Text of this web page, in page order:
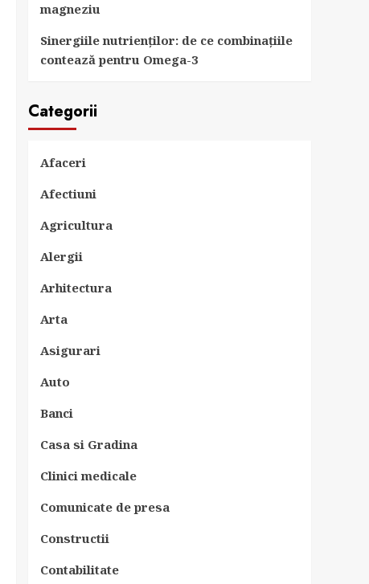
magneziu
Sinergiile nutrienților: de ce combinațiile
contează pentru Omega-3
Categorii
Afaceri
Afectiuni
Agricultura
Alergii
Arhitectura
Arta
Asigurari
Auto
Banci
Casa si Gradina
Clinici medicale
Comunicate de presa
Constructii
Contabilitate